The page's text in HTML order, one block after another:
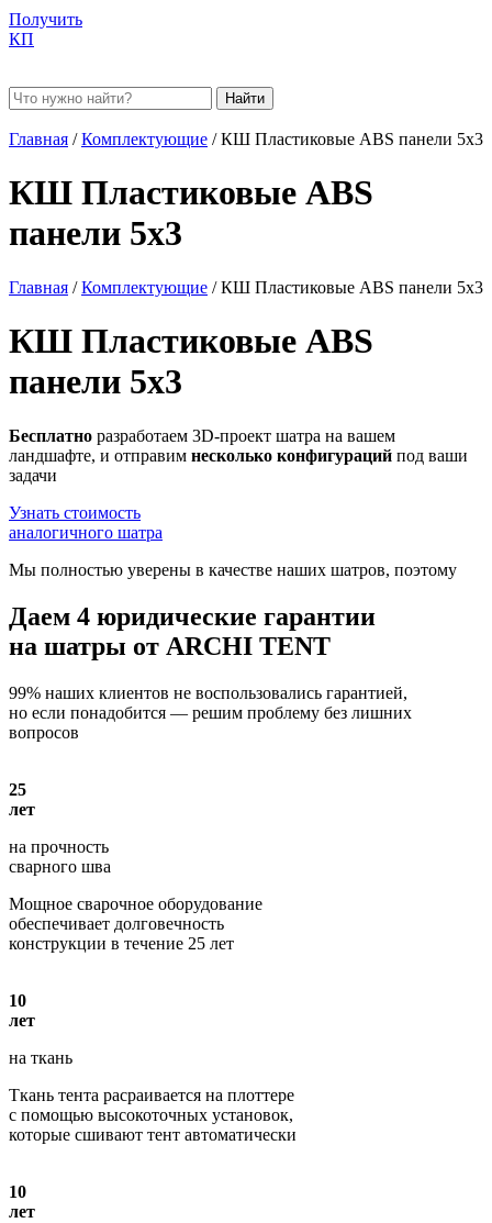
Получить
КП
Найти
Главная /Комплектующие /КШ Пластиковые ABS панели 5х3
КШ Пластиковые ABS
панели 5х3
Главная /Комплектующие /КШ Пластиковые ABS панели 5х3
КШ Пластиковые ABS
панели 5х3
Бесплатно разработаем 3D-проект шатра на вашем
ландшафте, и отправим несколько конфигураций под ваши
задачи
Узнать стоимость
аналогичного шатра
Мы полностью уверены в качестве наших шатров, поэтому
Даем 4 юридические гарантии
на шатры от ARCHI TENT
99% наших клиентов не воспользовались гарантией,
но если понадобится — решим проблему без лишних
вопросов
25
лет
на прочность
сварного шва
Мощное сварочное оборудование
обеспечивает долговечность
конструкции в течение 25 лет
10
лет
на ткань
Ткань тента расраивается на плоттере
с помощью высокоточных установок,
которые сшивают тент автоматически
10
лет